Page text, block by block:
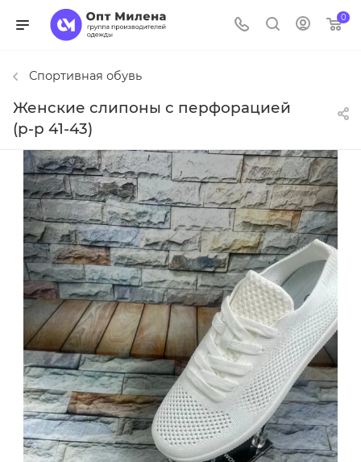
0
Спортивная обувь
Женские слипоны с перфорацией
(р-р 41-43)